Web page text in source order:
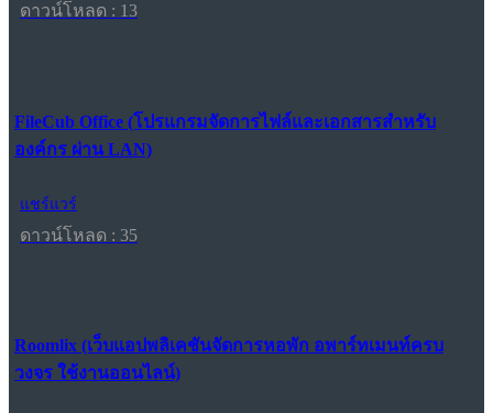
ดาวน์โหลด : 13
FileCub Office (โปรแกรมจัดการไฟล์และเอกสารสำหรับ
องค์กร ผ่าน LAN)
แชร์แวร์
ดาวน์โหลด : 35
Roomlix (เว็บแอปพลิเคชันจัดการหอพัก อพาร์ทเมนท์ครบ
วงจร ใช้งานออนไลน์)